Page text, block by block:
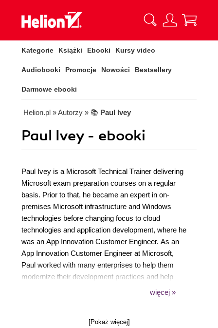
Kategorie Książki Ebooki Kursy video
Audiobooki Promocje Nowości Bestsellery
Darmowe ebooki
Helion.pl » Autorzy » 📚 Paul Ivey
Paul Ivey - ebooki
Paul Ivey is a Microsoft Technical Trainer delivering
Microsoft exam preparation courses on a regular
basis. Prior to that, he became an expert in on-
premises Microsoft infrastructure and Windows
technologies before changing focus to cloud
technologies and application development, where he
was an App Innovation Customer Engineer. As an
App Innovation Customer Engineer at Microsoft,
Paul worked with many enterprises to help them
modernize their development practices and help
them on their digital transformation journey into the
Originally from Sidmouth, Devon, Paul currently
więcej »
[Pokaż więcej]